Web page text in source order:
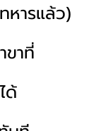
หารแล้ว)
าที่
ด้